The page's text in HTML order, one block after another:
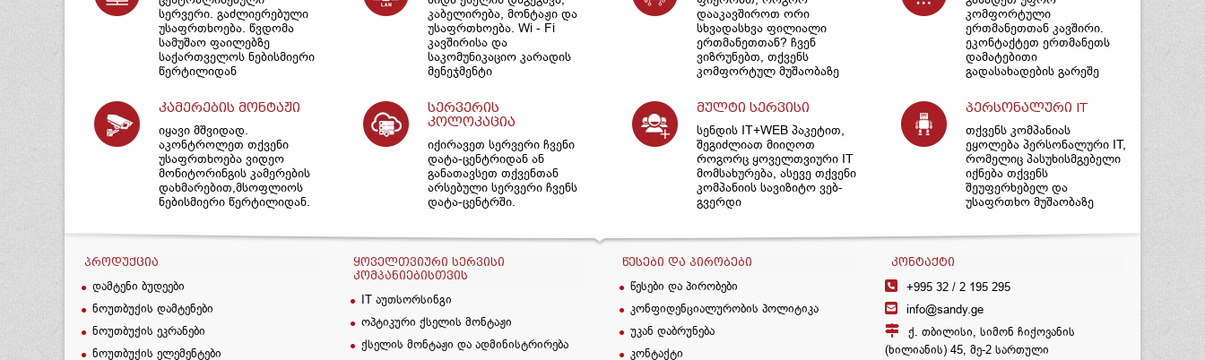
სერვერი. გაძლიერებული
უსაფრთხოება. წვდომა
სამუშაო ფაილებზე
საქართველოს ნებისმიერი
წერტილიდან
კაბელირება, მონტაჟი და
უსაფრთხოება. Wi - Fi
კავშირისა და
საკომუნიკაციო კარადის
მენეჯმენტი
დააკავშიროთ ორი
სხვადასხვა ფილიალი
ერთმანეთთან? ჩვენ
ვიზრუნებთ, თქვენს
კომფორტულ მუშაობაზე
კომფორტული
ერთმანეთთან კავშირი.
ეკონტაქტეთ ერთმანეთს
დამატებითი
გადასახადების გარეშე
კამერების მონტაჟი
იყავი მშვიდად.
აკონტროლეთ თქვენი
უსაფრთხოება ვიდეო
მონიტორინგის კამერების
დახმარებით,მსოფლიოს
ნებისმიერი წერტილიდან.
სერვერის
კოლოკაცია
იქირავეთ სერვერი ჩვენი
დატა-ცენტრიდან ან
განათავსეთ თქვენთან
არსებული სერვერი ჩვენს
დატა-ცენტრში.
მულტი სერვისი
სენდის IT+WEB პაკეტით,
შეგიძლიათ მიიღოთ
როგორც ყოველთვიური IT
მომსახურება, ასევე თქვენი
კომპანიის სავიზიტო ვებ-
გვერდი
პერსონალური IT
თქვენს კომპანიას
ეყოლება პერსონალური IT,
რომელიც პასუხისმგებელი
იქნება თქვენს
შეუფერხებელ და
უსაფრთხო მუშაობაზე
ᲞᲠᲝᲓᲣᲥᲪᲘᲐ
დამტენი ბუდეები
ნოუთბუქის დამტენები
ნოუთბუქის ეკრანები
ნოუთბუქის ელემენტები
ᲧᲝᲕᲔᲚᲗᲕᲘᲣᲠᲘ ᲡᲔᲠᲕᲘᲡᲘ
ᲙᲝᲛᲞᲐᲜᲘᲔᲑᲘᲡᲗᲕᲘᲡ
IT აუთსორსინგი
ოპტიკური ქსელის მონტაჟი
ქსელის მონტაჟი და ადმინისტრირება
ᲬᲔᲡᲔᲑᲘ ᲓᲐ ᲞᲘᲠᲝᲑᲔᲑᲘ
წესები და პირობები
კონფიდენციალურობის პოლიტიკა
უკან დაბრუნება
კონტაქტი
ᲙᲝᲜᲢᲐᲥᲢᲘ
+995 32 / 2 195 295
info@sandy.ge
ქ. თბილისი, სიმონ ჩიქოვანის
(ხილიანის) 45, მე-2 სართული